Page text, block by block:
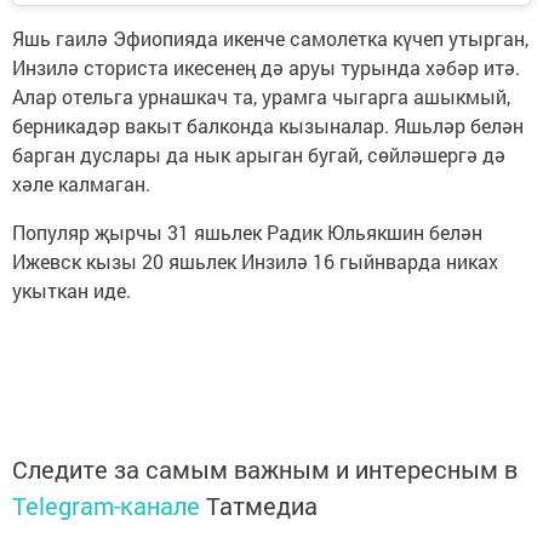
Яшь гаилә Эфиопияда икенче самолетка күчеп утырган,
Инзилә сториста икесенең дә аруы турында хәбәр итә.
Алар отельга урнашкач та, урамга чыгарга ашыкмый,
берникадәр вакыт балконда кызыналар. Яшьләр белән
барган дуслары да нык арыган бугай, сөйләшергә дә
хәле калмаган.
Популяр җырчы 31 яшьлек Радик Юльякшин белән
Ижевск кызы 20 яшьлек Инзилә 16 гыйнварда никах
укыткан иде.
Следите за самым важным и интересным в
Telegram-канале Татмедиа